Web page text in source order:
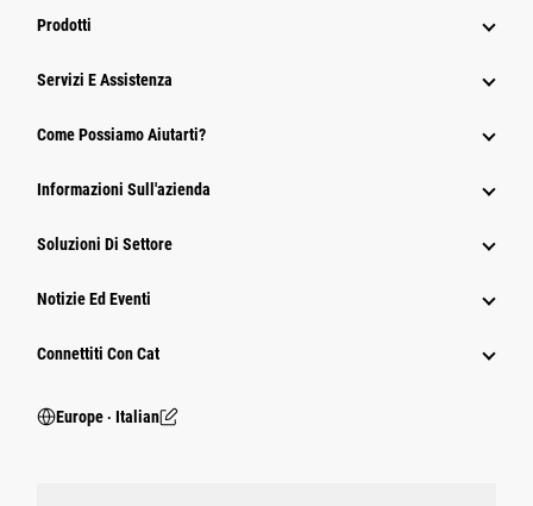
Prodotti
Servizi E Assistenza
Come Possiamo Aiutarti?
Informazioni Sull'azienda
Soluzioni Di Settore
Notizie Ed Eventi
Connettiti Con Cat
Europe ‧ Italian